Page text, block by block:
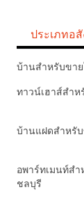
ประเภทอ
บ้านสำหรับขา
ทาวน์เฮาส์สำ
บ้านแฝดสำหรั
อพาร์ทเมนท์ส
ชลบุรี